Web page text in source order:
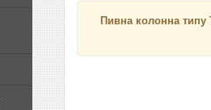
Пивна колонна типу